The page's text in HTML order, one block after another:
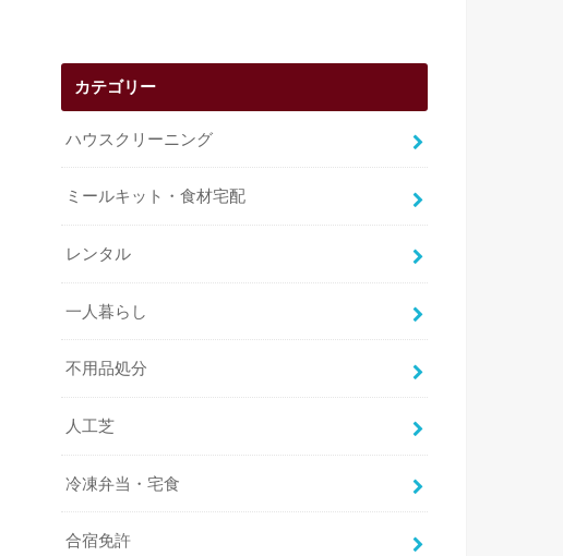
カテゴリー
ハウスクリーニング
ミールキット・食材宅配
レンタル
一人暮らし
不用品処分
人工芝
冷凍弁当・宅食
合宿免許